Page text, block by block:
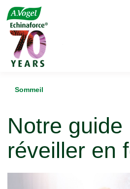
Accueil
Notre guide pour se réveiller en forme !
Sommeil
Notre guide
réveiller en